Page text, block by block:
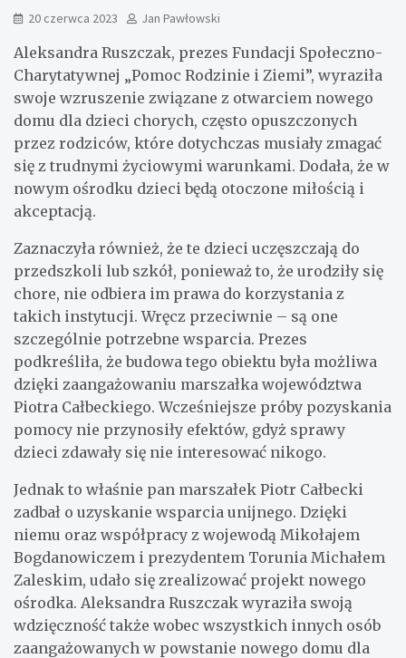
20 czerwca 2023 Jan Pawłowski
Aleksandra Ruszczak, prezes Fundacji Społeczno-
Charytatywnej „Pomoc Rodzinie i Ziemi”, wyraziła
swoje wzruszenie związane z otwarciem nowego
domu dla dzieci chorych, często opuszczonych
przez rodziców, które dotychczas musiały zmagać
się z trudnymi życiowymi warunkami. Dodała, że w
nowym ośrodku dzieci będą otoczone miłością i
akceptacją.
Zaznaczyła również, że te dzieci uczęszczają do
przedszkoli lub szkół, ponieważ to, że urodziły się
chore, nie odbiera im prawa do korzystania z
takich instytucji. Wręcz przeciwnie – są one
szczególnie potrzebne wsparcia. Prezes
podkreśliła, że budowa tego obiektu była możliwa
dzięki zaangażowaniu marszałka województwa
Piotra Całbeckiego. Wcześniejsze próby pozyskania
pomocy nie przynosiły efektów, gdyż sprawy
dzieci zdawały się nie interesować nikogo.
Jednak to właśnie pan marszałek Piotr Całbecki
zadbał o uzyskanie wsparcia unijnego. Dzięki
niemu oraz współpracy z wojewodą Mikołajem
Bogdanowiczem i prezydentem Torunia Michałem
Zaleskim, udało się zrealizować projekt nowego
ośrodka. Aleksandra Ruszczak wyraziła swoją
wdzięczność także wobec wszystkich innych osób
zaangażowanych w powstanie nowego domu dla